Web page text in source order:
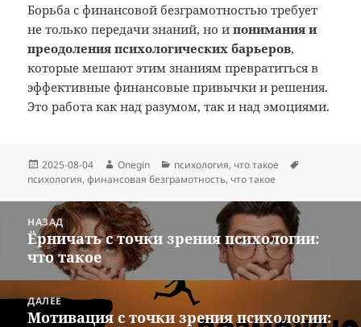
Борьба с финансовой безграмотностью требует
не только передачи знаний, но ипонимания и
преодоления психологических барьеров,
которые мешают этим знаниям превратиться в
эффективные финансовые привычки и решения.
Это работа как над разумом, так и над эмоциями.
Опубликовано
2025-08-04 Автор
Onegin Рубрики
психология, что такое
психология,финансовая безграмотность, что такое
Навигация
записям
НАЗАД
Предыдущая
запись:
Ёрничать с точки зрения психологии:
что такое
ДАЛЕЕ
Следующая
Мотивация с точки зрения психологии: